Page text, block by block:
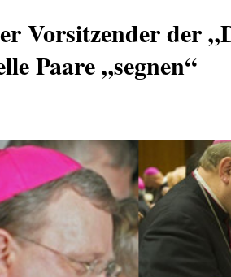
Vorsitzender der
Paare „segnen“